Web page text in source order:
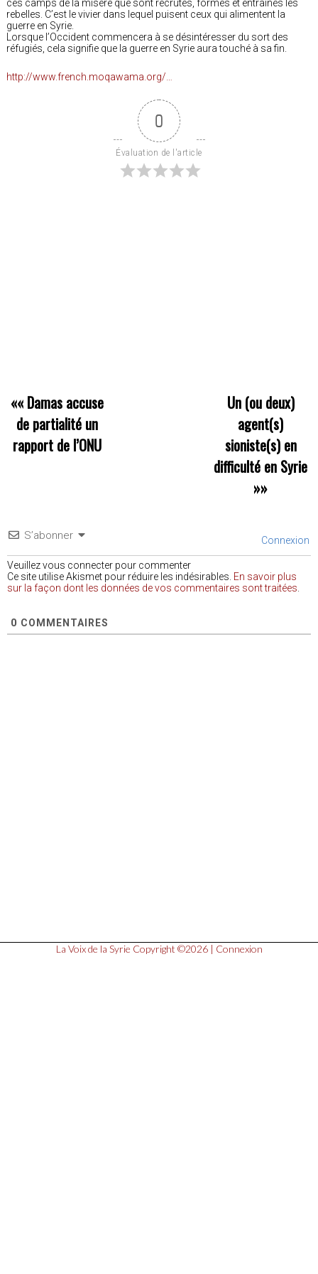
ces camps de la misère que sont recrutés, formés et entrainés les
rebelles. C’est le vivier dans lequel puisent ceux qui alimentent la
guerre en Syrie.
Lorsque l’Occident commencera à se désintéresser du sort des
réfugiés, cela signifie que la guerre en Syrie aura touché à sa fin.
http://www.french.moqawama.org/…
0
Évaluation de l'article
«« Damas accuse
de partialité un
rapport de l’ONU
Un (ou deux)
agent(s)
sioniste(s) en
difficulté en Syrie
»»
S’abonner Connexion
Veuillez vous connecter pour commenter
Ce site utilise Akismet pour réduire les indésirables. En savoir plus
sur la façon dont les données de vos commentaires sont traitées
0 COMMENTAIRES
La Voix de la Syrie Copyright ©2026 | Connexion